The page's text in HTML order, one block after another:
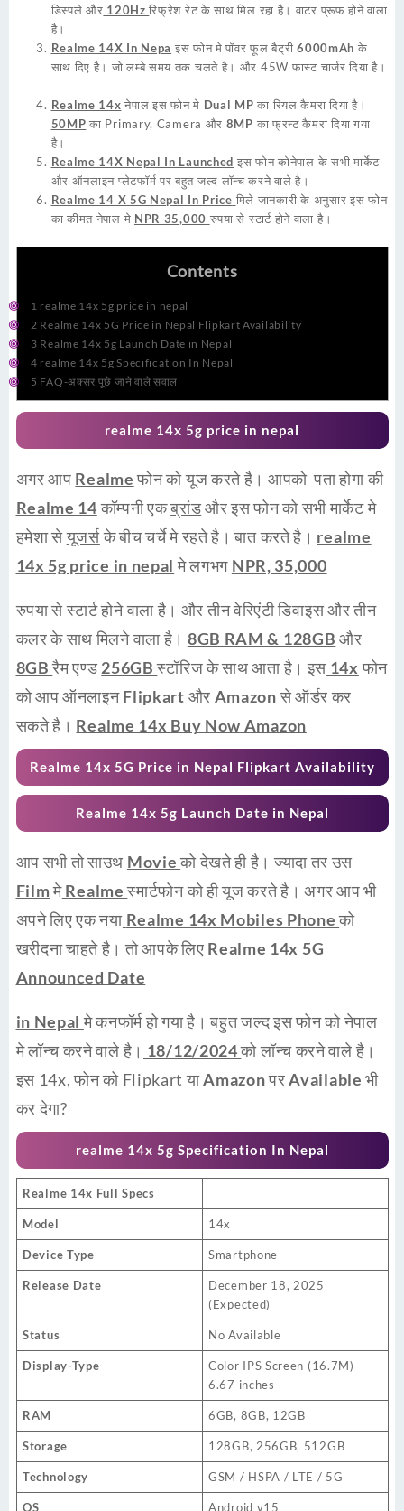
डिस्पले और 120Hzरिफ्रेश रेट के साथ मिल रहा है। वाटर प्रूफ होने वाला
है।
Realme 14X In Nepa इस फोन मे पॉवर फूल बैट्री6000mAh के
साथ दिए है। जो लम्बे समय तक चलते है। और 45W फास्ट चार्जर दिया है।
Realme 14x नेपाल इस फोन मे Dual MP का रियल कैमरा दिया है।
50MP का Primary, Camera और 8MP का फ्रन्ट कैमरा दिया गया
है।
Realme 14X Nepal In Launched इस फोन कोनेपाल के सभी मार्केट
और ऑनलाइन प्लेटफॉर्म पर बहुत जल्द लॉन्च करने वाले है।
Realme 14 X 5G Nepal In Price मिले जानकारी के अनुसार इस फोन
का कीमत नेपाल मे NPR 35,000 रुपया से स्टार्ट होने वाला है।
Contents
1 realme 14x 5g price in nepal
2 Realme 14x 5G Price in Nepal Flipkart Availability
3 Realme 14x 5g Launch Date in Nepal
4 realme 14x 5g Specification In Nepal
5 FAQ-अक्सर पूछे जाने वाले सवाल
realme 14x 5g price in nepal
अगर आप Realmeफोन को यूज करते है। आपको पता होगा की
Realme 14कॉम्पनी एकब्रांडऔर इस फोन को सभी मार्केट मे
हमेशा सेयूजर्सके बीच चर्चे मे रहते है। बात करते है। realme
14x 5g price in nepal मे लगभग NPR, 35,000
रुपया से स्टार्ट होने वाला है। और तीन वेरिएंटी डिवाइस और तीन
कलर के साथ मिलने वाला है। 8GB RAM & 128GB और
8GBरैम एण्ड256GBस्टॉरिज के साथ आता है। इस 14x फोन
को आप ऑनलाइनFlipkart और Amazonसे ऑर्डर कर
सकते है। Realme 14x Buy Now Amazon
Realme 14x 5G Price in Nepal Flipkart Availability
Realme 14x 5g Launch Date in Nepal
आप सभी तो साउथ Movieको देखते ही है। ज्यादा तर उस
FilmमेRealmeस्मार्टफोन को ही यूज करते है। अगर आप भी
अपने लिए एक नया Realme 14x Mobiles Phoneको
खरीदना चाहते है। तो आपके लिए Realme 14x 5G
Announced Date
in Nepalमे कनफॉर्म हो गया है। बहुत जल्द इस फोन को नेपाल
मे लॉन्च करने वाले है। 18/12/2024को लॉन्च करने वाले है।
इस 14x, फोन को Flipkart याAmazonपरAvailableभी
कर देगा?
realme 14x 5g Specification In Nepal
Realme 14x Full Specs
Model 14x
Device Type Smartphone
Release Date
December 18, 2025
(Expected)
Status No Available
Display-Type
Color IPS Screen (16.7M)
6.67 inches
RAM 6GB, 8GB, 12GB
Storage 128GB, 256GB, 512GB
Technology GSM / HSPA / LTE / 5G
OS Android v15